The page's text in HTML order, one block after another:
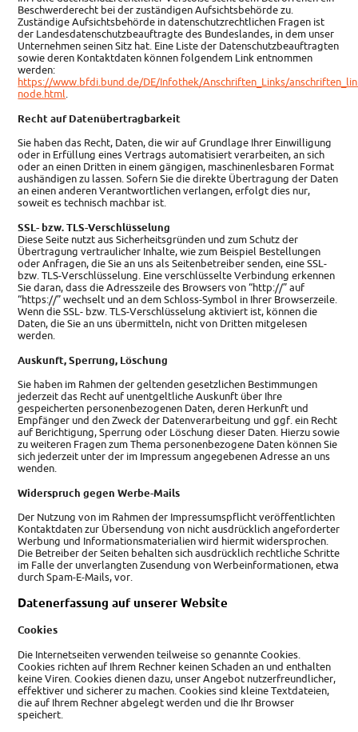
Beschwerderecht bei der zuständigen Aufsichtsbehörde zu.
Zuständige Aufsichtsbehörde in datenschutzrechtlichen Fragen ist
der Landesdatenschutzbeauftragte des Bundeslandes, in dem unser
Unternehmen seinen Sitz hat. Eine Liste der Datenschutzbeauftragten
sowie deren Kontaktdaten können folgendem Link entnommen
werden:
https://www.bfdi.bund.de/DE/Infothek/Anschriften_Links/
node.html
Recht auf Datenübertragbarkeit
Sie haben das Recht, Daten, die wir auf Grundlage Ihrer Einwilligung
oder in Erfüllung eines Vertrags automatisiert verarbeiten, an sich
oder an einen Dritten in einem gängigen, maschinenlesbaren Format
aushändigen zu lassen. Sofern Sie die direkte Übertragung der Daten
an einen anderen Verantwortlichen verlangen, erfolgt dies nur,
soweit es technisch machbar ist.
SSL- bzw. TLS-Verschlüsselung
Diese Seite nutzt aus Sicherheitsgründen und zum Schutz der
Übertragung vertraulicher Inhalte, wie zum Beispiel Bestellungen
oder Anfragen, die Sie an uns als Seitenbetreiber senden, eine SSL-
bzw. TLS-Verschlüsselung. Eine verschlüsselte Verbindung erkennen
Sie daran, dass die Adresszeile des Browsers von “http://” auf
“https://” wechselt und an dem Schloss-Symbol in Ihrer Browserzeile.
Wenn die SSL- bzw. TLS-Verschlüsselung aktiviert ist, können die
Daten, die Sie an uns übermitteln, nicht von Dritten mitgelesen
werden.
Auskunft, Sperrung, Löschung
Sie haben im Rahmen der geltenden gesetzlichen Bestimmungen
jederzeit das Recht auf unentgeltliche Auskunft über Ihre
gespeicherten personenbezogenen Daten, deren Herkunft und
Empfänger und den Zweck der Datenverarbeitung und ggf. ein Recht
auf Berichtigung, Sperrung oder Löschung dieser Daten. Hierzu sowie
zu weiteren Fragen zum Thema personenbezogene Daten können Sie
sich jederzeit unter der im Impressum angegebenen Adresse an uns
wenden.
Widerspruch gegen Werbe-Mails
Der Nutzung von im Rahmen der Impressumspflicht veröffentlichten
Kontaktdaten zur Übersendung von nicht ausdrücklich angeforderter
Werbung und Informationsmaterialien wird hiermit widersprochen.
Die Betreiber der Seiten behalten sich ausdrücklich rechtliche Schritte
im Falle der unverlangten Zusendung von Werbeinformationen, etwa
durch Spam-E-Mails, vor.
Datenerfassung auf unserer Website
Cookies
Die Internetseiten verwenden teilweise so genannte Cookies.
Cookies richten auf Ihrem Rechner keinen Schaden an und enthalten
keine Viren. Cookies dienen dazu, unser Angebot nutzerfreundlicher,
effektiver und sicherer zu machen. Cookies sind kleine Textdateien,
die auf Ihrem Rechner abgelegt werden und die Ihr Browser
speichert.